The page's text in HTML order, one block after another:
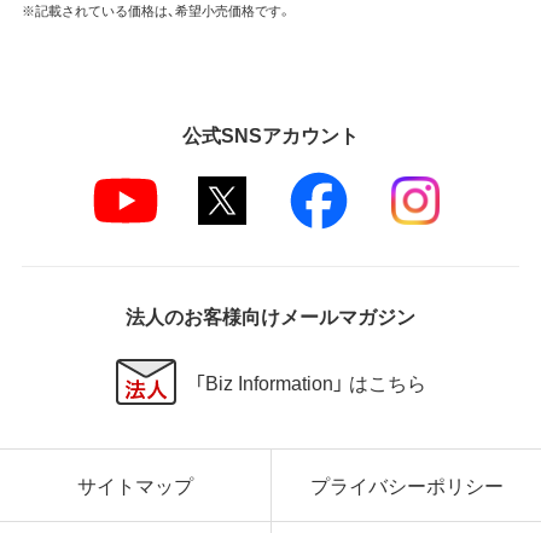
※記載されている価格は、希望小売価格です。
公式SNSアカウント
法人のお客様向けメールマガジン
「Biz Information」 はこちら
サイトマップ プライバシーポリシー